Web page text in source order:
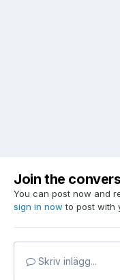
Join the
You can post now and
sign in now to post with
Skriv inlägg...